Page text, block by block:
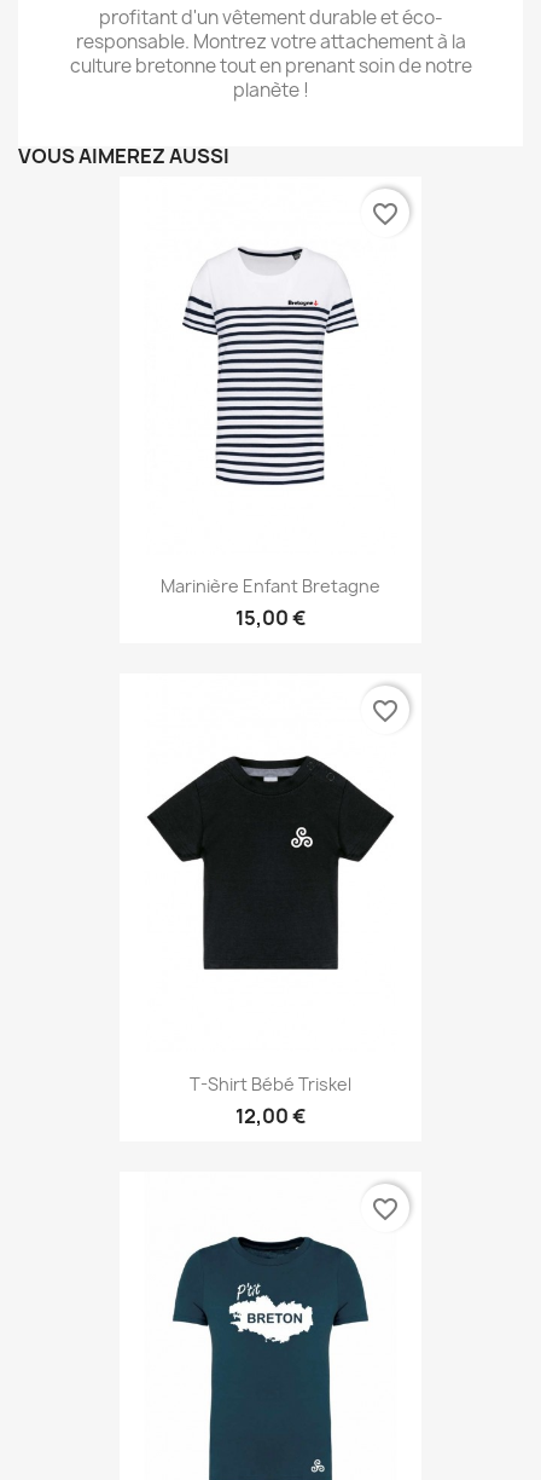
profitant d'un vêtement durable et éco-
responsable. Montrez votre attachement à la
culture bretonne tout en prenant soin de notre
planète !
VOUS AIMEREZ AUSSI
Marinière Enfant Bretagne
15,00 €
favorite_border
T-Shirt Bébé Triskel
12,00 €
favorite_border
favorite_border